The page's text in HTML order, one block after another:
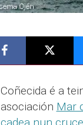
Coñecida é a
asociación Mar